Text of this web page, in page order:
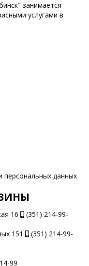
занимается
услугами в
персональных данных
16
(351) 214-99-
151
(351) 214-99-
99